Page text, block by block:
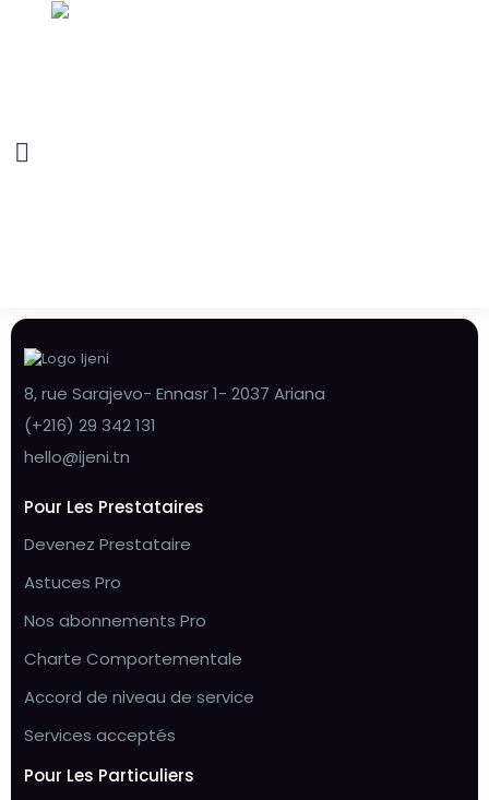
8, rue Sarajevo- Ennasr 1- 2037 Ariana
(+216) 29 342 131
hello@ijeni.tn
Pour Les Prestataires
Devenez Prestataire
Astuces Pro
Nos abonnements Pro
Charte Comportementale
Accord de niveau de service
Services acceptés
Pour Les Particuliers